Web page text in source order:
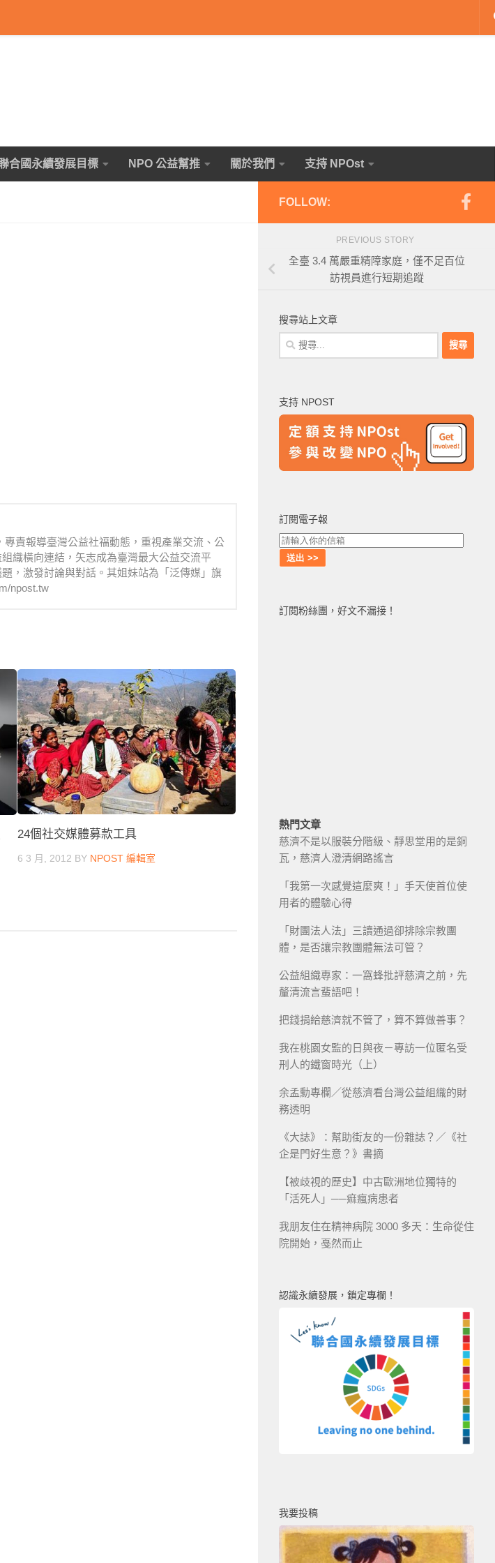
合國永續發展目標 NPO 公益幫推 關於我們 支持 NPOst
責報導臺灣公益社福動態，重視產業交流、公
織橫向連結，矢志成為臺灣最大公益交流平
，激發討論與對話。其姐妹站為「泛傳媒」旗
npost.tw
24個社交媒體募款工具
6 3 月, 2012 BY NPOST 編輯室
FOLLOW:
PREVIOUS STORY
全臺 3.4 萬嚴重精障家庭，僅不足百位
訪視員進行短期追蹤
搜尋站上文章
搜
尋
字:
支持 NPOST
訂閱電子報
訂閱粉絲團，好文不漏接！
熱門文章
慈濟不是以服裝分階級、靜思堂用的是銅
瓦，慈濟人澄清網路謠言
「我第一次感覺這麼爽！」手天使首位使
用者的體驗心得
「財團法人法」三讀通過卻排除宗教團
體，是否讓宗教團體無法可管？
公益組織專家：一窩蜂批評慈濟之前，先
釐清流言蜚語吧！
把錢捐給慈濟就不管了，算不算做善事？
我在桃園女監的日與夜－專訪一位匿名受
刑人的鐵窗時光（上）
余孟勳專欄／從慈濟看台灣公益組織的財
務透明
《大誌》：幫助街友的一份雜誌？／《社
企是門好生意？》書摘
【被歧視的歷史】中古歐洲地位獨特的
「活死人」──痲瘋病患者
我朋友住在精神病院 3000 多天：生命從住
院開始，戞然而止
認識永續發展，鎖定專欄！
我要投稿